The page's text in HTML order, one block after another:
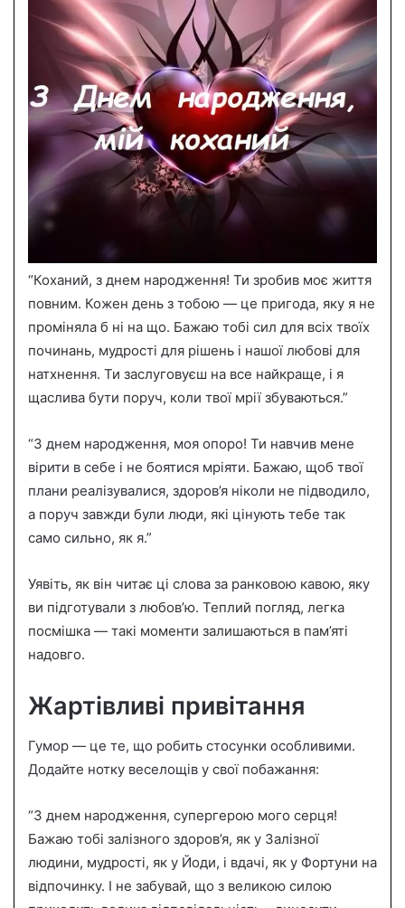
“Коханий, з днем народження! Ти зробив моє життя
повним. Кожен день з тобою — це пригода, яку я не
проміняла б ні на що. Бажаю тобі сил для всіх твоїх
починань, мудрості для рішень і нашої любові для
натхнення. Ти заслуговуєш на все найкраще, і я
щаслива бути поруч, коли твої мрії збуваються.”
“З днем народження, моя опоро! Ти навчив мене
вірити в себе і не боятися мріяти. Бажаю, щоб твої
плани реалізувалися, здоров’я ніколи не підводило,
а поруч завжди були люди, які цінують тебе так
само сильно, як я.”
Уявіть, як він читає ці слова за ранковою кавою, яку
ви підготували з любов’ю. Теплий погляд, легка
посмішка — такі моменти залишаються в пам’яті
надовго.
Жартівливі привітання
Гумор — це те, що робить стосунки особливими.
Додайте нотку веселощів у свої побажання:
“З днем народження, супергерою мого серця!
Бажаю тобі залізного здоров’я, як у Залізної
людини, мудрості, як у Йоди, і вдачі, як у Фортуни на
відпочинку. І не забувай, що з великою силою